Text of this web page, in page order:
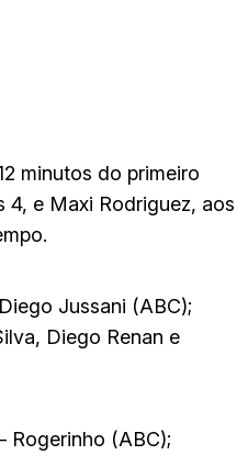
minutos do primeiro
4, e Maxi Rodriguez, aos
Diego Jussani (ABC);
Diego Renan e
Rogerinho (ABC);